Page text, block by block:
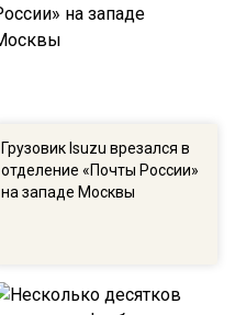
Грузовик Isuzu врезался в
отделение «Почты России»
на западе Москвы